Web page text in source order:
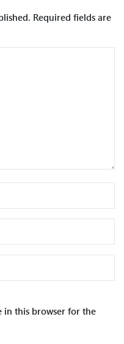
Required fields are
in this browser for the